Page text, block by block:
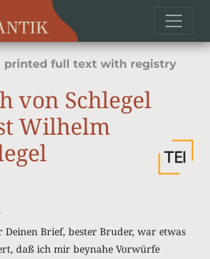
printed full text with registry
von Schlegel
Wilhelm
Deinen Brief, bester Bruder, war etwas
daß ich mir beynahe Vorwürfe